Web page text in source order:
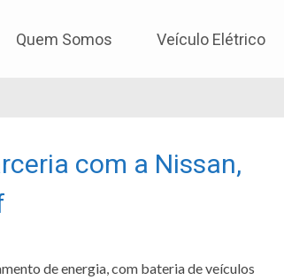
Quem Somos Veículo Elétrico
com a Nissan,
de energia, com bateria de veículos